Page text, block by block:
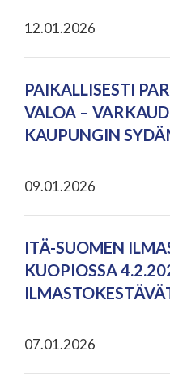
12.01.2026
PAIKALLISESTI
VALOA –
KAUPUNGIN
09.01.2026
ITÄ-SUOMEN
KUOPIOSSA
07.01.2026